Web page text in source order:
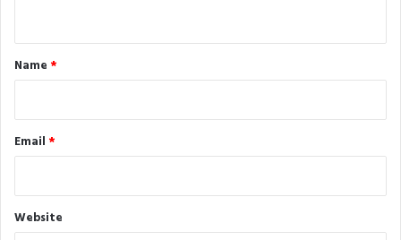
*
Name *
Email *
Website